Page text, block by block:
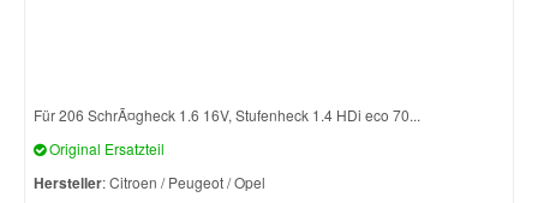
Für 206 SchrÃ¤gheck 1.6 16V, Stufenheck 1.4 HDi eco 70...
Original Ersatzteil
Hersteller: Citroen / Peugeot / Opel